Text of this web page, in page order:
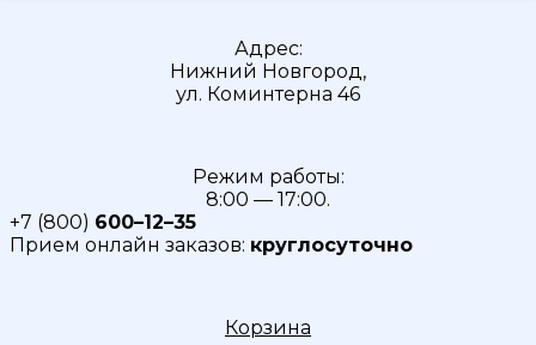
Адрес:
Нижний Новгород,
ул. Коминтерна 46
Режим работы:
8:00 — 17:00.
+7 (800) 600–12–35
Прием онлайн заказов: круглосуточно
Корзина